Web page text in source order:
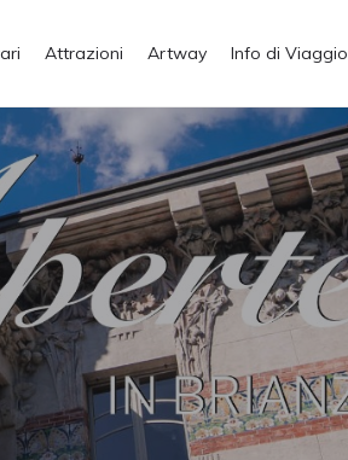
Attrazioni Artway Info di Viaggio